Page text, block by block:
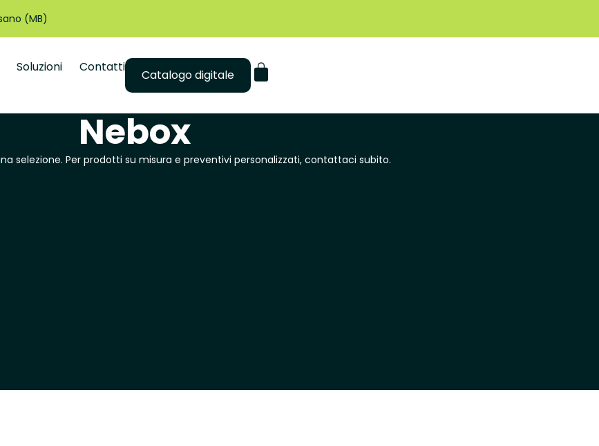
(MB)
Soluzioni Contatti
Catalogo digitale
Nebox
selezione. Per prodotti su misura e preventivi personalizzati, contattaci subito.